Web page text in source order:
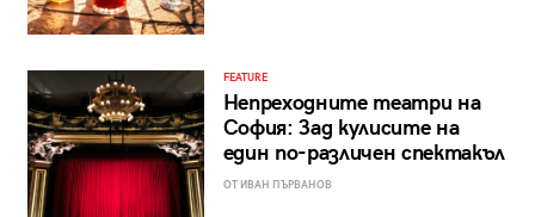
FEATURE
Непреходните театри на
София: Зад кулисите на
един по-различен спектакъл
ОТ ИВАН ПЪРВАНОВ